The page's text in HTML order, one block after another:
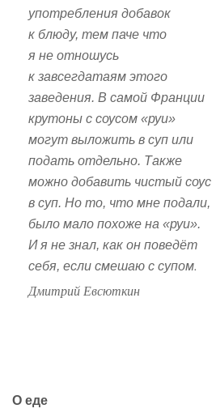
употребления добавок
к блюду, тем паче что
я не отношусь
к завсегдатаям этого
заведения. В самой Франции
крутоны с соусом «руи»
могут выложить в суп или
подать отдельно. Также
можно добавить чистый соус
в суп. Но то, что мне подали,
было мало похоже на «руи».
И я не знал, как он поведёт
себя, если смешаю с супом.
Дмитрий Евсюткин
О еде